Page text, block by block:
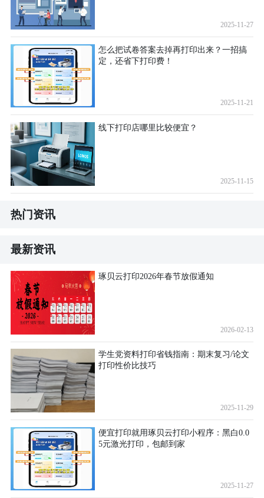
2025-11-27
怎么把试卷答案去掉再打印出来？一招搞
定，还省下打印费！
2025-11-21
线下打印店哪里比较便宜？
2025-11-15
热门资讯
最新资讯
琢贝云打印2026年春节放假通知
2026-02-13
学生党资料打印省钱指南：期末复习/论文
打印性价比技巧
2025-11-29
便宜打印就用琢贝云打印小程序：黑白0.0
5元激光打印，包邮到家
2025-11-27